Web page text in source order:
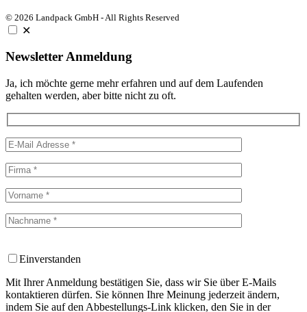
© 2026 Landpack GmbH - All Rights Reserved
✕
Newsletter Anmeldung
Ja, ich möchte gerne mehr erfahren und auf dem Laufenden
gehalten werden, aber bitte nicht zu oft.
Einverstanden
Mit Ihrer Anmeldung bestätigen Sie, dass wir Sie über E-Mails
kontaktieren dürfen. Sie können Ihre Meinung jederzeit ändern,
indem Sie auf den Abbestellungs-Link klicken, den Sie in der